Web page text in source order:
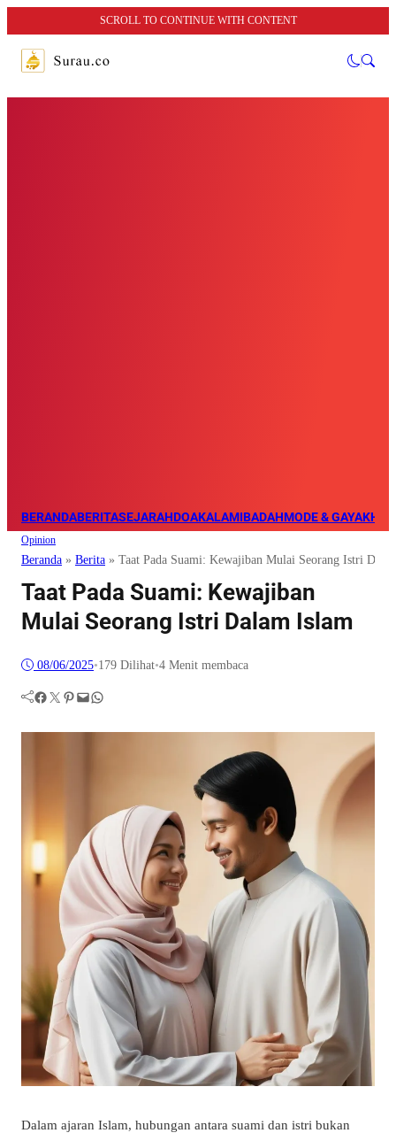
SCROLL TO CONTINUE WITH CONTENT
BERANDABERITASEJARAHDOAKALAMIBADAHMODE & GAYA
Opinion
Beranda » Berita » Taat Pada Suami: Kewajiban Mulai Seorang Istri
Taat Pada Suami: Kewajiban
Mulai Seorang Istri Dalam Islam
08/06/2025•179 Dilihat•4 Menit membaca
Facebook Twitter Pinterest Mail WhatsApp
Dalam ajaran Islam, hubungan antara suami dan istri bukan